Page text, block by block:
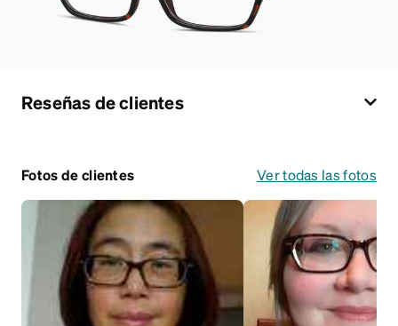
Reseñas de clientes
Fotos de clientes Ver todas las fotos